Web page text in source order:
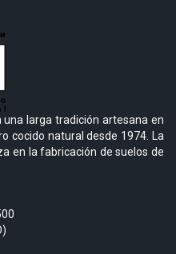
larga tradición artesana en
cocido natural desde 1974. La
en la fabricación de suelos de